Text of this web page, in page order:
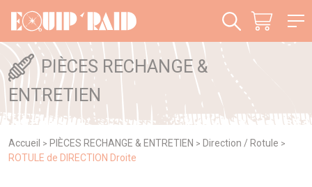
PIÈCES RECHANGE &
ENTRETIEN
Accueil > PIÈCES RECHANGE & ENTRETIEN > Direction / Rotule >
ROTULE de DIRECTION Droite
Panneau de gestion des cookies